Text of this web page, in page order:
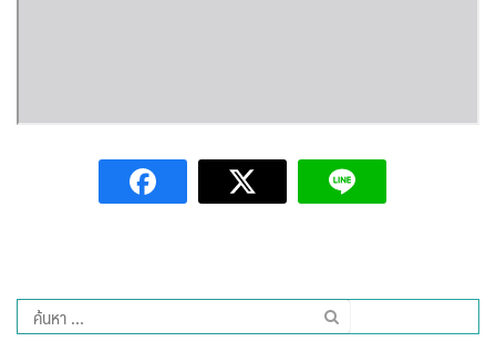
ภิรมณเพลส
ริมดอยรีสอร์ท
ค้นหา
สำหรับ: